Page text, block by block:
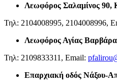
Λεωφόρος Σαλαμίνος 90,
Τηλ: 2104008995, 2104008996,
Λεωφόρος Αγίας
Τηλ: 2109833311, Email:
Επαρχιακή οδός Νάξου-